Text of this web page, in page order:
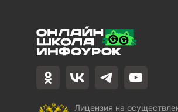
Лицензия на